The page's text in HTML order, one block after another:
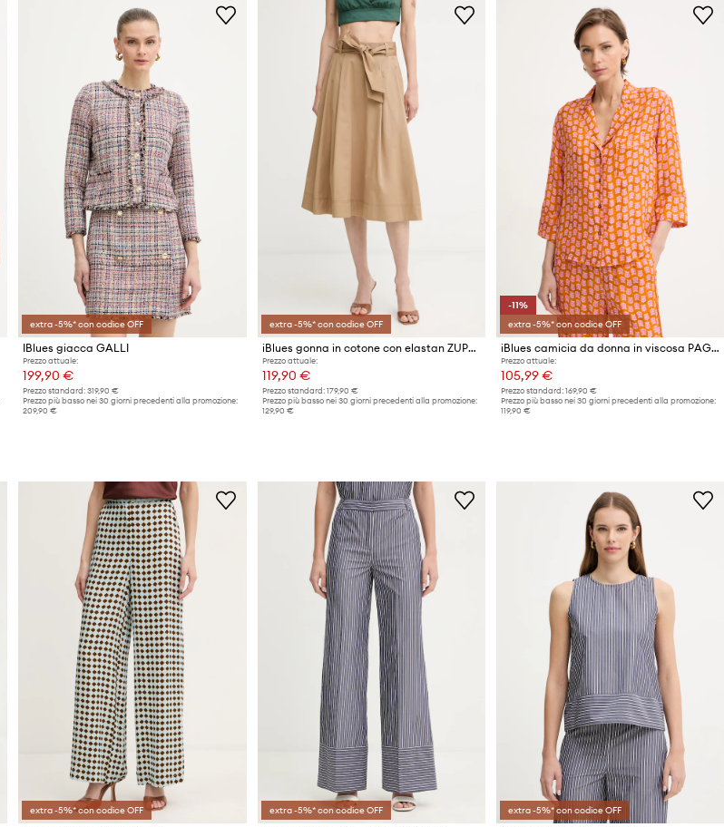
extra -5%* con codice OFF
IBlues giacca GALLI
Prezzo attuale:
199,90 €
Prezzo standard: 319,90 €
Prezzo più basso nei 30 giorni precedenti alla promozione:
209,90 €
extra -5%* con codice OFF
iBlues gonna in cotone con elastan ZUPPA
Prezzo attuale:
119,90 €
Prezzo standard: 179,90 €
Prezzo più basso nei 30 giorni precedenti alla promozione:
129,90 €
-11%
extra -5%* con codice OFF
iBlues camicia da donna in viscosa PAGAIA
Prezzo attuale:
105,99 €
Prezzo standard: 169,90 €
Prezzo più basso nei 30 giorni precedenti alla promozione:
119,90 €
extra -5%* con codice OFF extra -5%* con codice OFF extra -5%* con codice OFF